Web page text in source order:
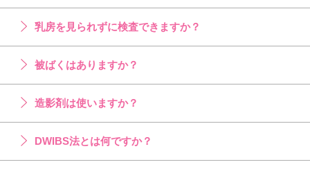
乳房を見られずに検査できますか？
被ばくはありますか？
造影剤は使いますか？
DWIBS法とは何ですか？